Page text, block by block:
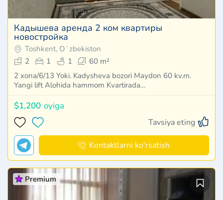
Кадышева аренда 2 ком квартиры
новостройка
Toshkent, Oʻzbekiston
2
1 1
60 m²
2 xona/6/13 Yoki. Kadysheva bozori Maydon 60 kv.m.
Yangi lift Alohida hammom Kvartirada…
$1,200 oyiga
Tavsiya eting
Kontaktlarni ko'rsatish
Premium